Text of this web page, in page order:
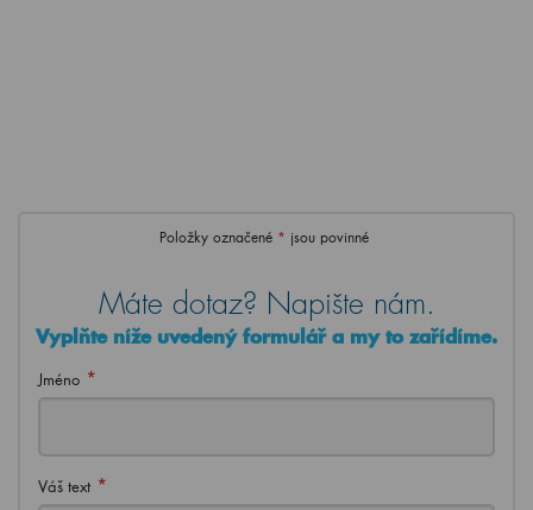
Položky označené * jsou povinné
Máte dotaz? Napište nám.
Vyplňte níže uvedený formulář a my to zařídíme.
Jméno *
Váš text *